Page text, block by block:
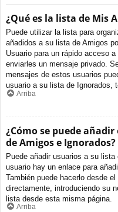
¿Qué es la lista de Mis
Puede utilizar la lista para
añadidos a su lista de Amigos
Usuario para un rápido acceso
enviarles un mensaje privado.
mensajes de estos usuarios
usuario a su lista de Ignorados,
Arriba
¿Cómo se puede
de Amigos e Ignorados?
Puede añadir usuarios a su
usuario hay un enlace para
También puede hacerlo desde
directamente, introduciendo su
lista desde esta misma página.
Arriba